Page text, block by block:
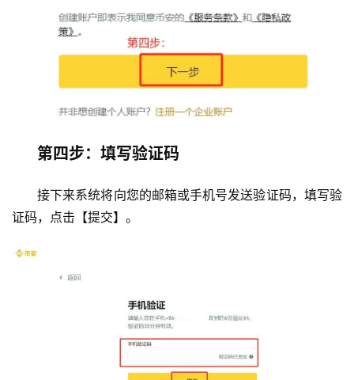
第四步：填写验证码
接下来系统将向您的邮箱或手机号发送验证码，填写验
证码，点击【提交】。